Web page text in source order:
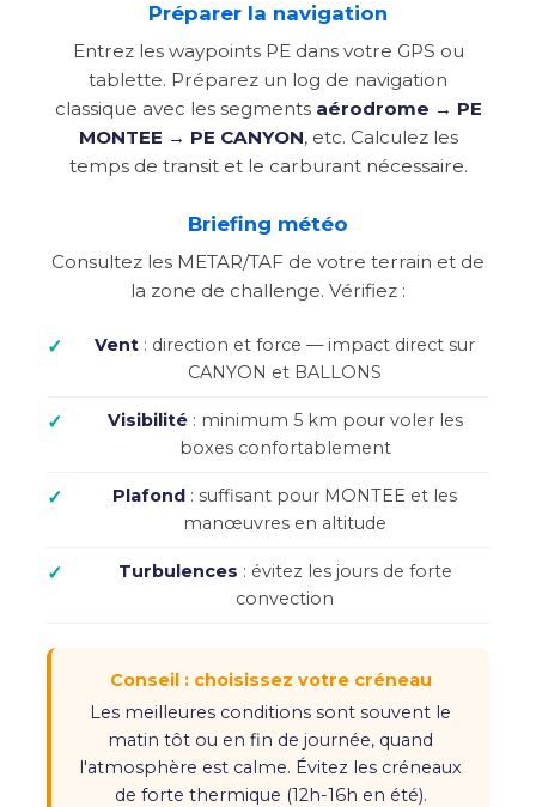
Préparer la navigation
Entrez les waypoints PE dans votre GPS ou
tablette. Préparez un log de navigation
classique avec les segments aérodrome → PE
MONTEE → PE CANYON, etc. Calculez les
temps de transit et le carburant nécessaire.
Briefing météo
Consultez les METAR/TAF de votre terrain et de
la zone de challenge. Vérifiez :
Vent : direction et force — impact direct sur
CANYON et BALLONS
Visibilité: minimum 5 km pour voler les
boxes confortablement
Plafond : suffisant pour MONTEE et les
manœuvres en altitude
Turbulences : évitez les jours de forte
convection
Conseil : choisissez votre créneau
Les meilleures conditions sont souvent le
matin tôt ou en fin de journée, quand
l'atmosphère est calme. Évitez les créneaux
de forte thermique (12h-16h en été).